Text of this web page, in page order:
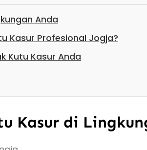
Anda
Kasur Profesional Jogja?
Kutu Kasur Anda
Kasur di